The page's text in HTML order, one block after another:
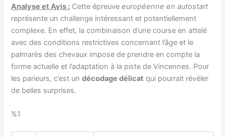
Analyse et Avis : Cette épreuveeuropéenne en autostart
représente un challenge intéressant et potentiellement
complexe. En effet, la combinaison d’une course en attelé
avec des conditions restrictives concernant l’âge et le
palmarès des chevaux impose de prendre en compte la
forme actuelle et l’adaptation à la piste de Vincennes. Pour
les parieurs, c’est undécodage délicat qui pourrait révéler
de belles surprises.
%1